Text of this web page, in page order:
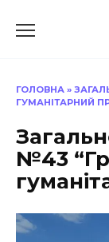
до
ГОЛОВНА »
ГУМАНІТАРНИЙ
№43